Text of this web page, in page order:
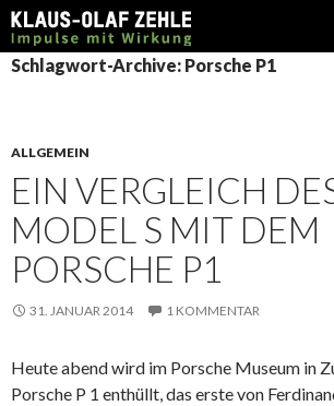
Suchen
SPRINGE
ZUM
Schlagwort-Archive: Porsche P1
ALLGEMEIN
EIN VERGLEICH
MODEL S MIT DEM
PORSCHE P1
31. JANUAR 2014 1 KOMMENTAR
Heute abend wird im Porsche Museum in
Porsche P 1 enthüllt, das erste von